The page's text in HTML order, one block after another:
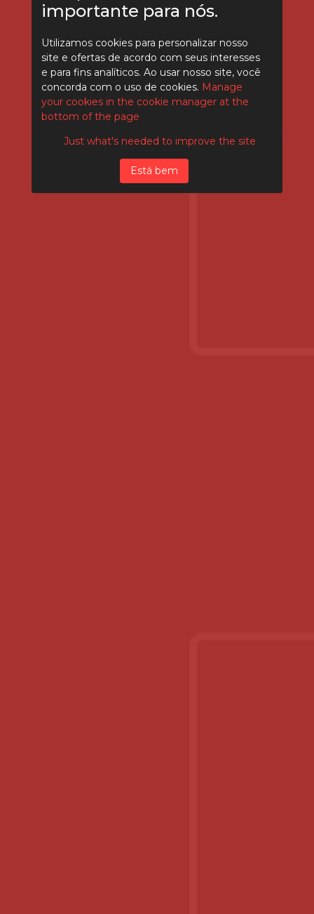
importante para nós.
Utilizamos cookies para personalizar nosso
site e ofertas de acordo com seus interesses
e para fins analíticos. Ao usar nosso site, você
concorda com o uso de cookies. Manage
your cookies in the cookie manager at the
bottom of the page
Just what's needed to improve the site
Está bem